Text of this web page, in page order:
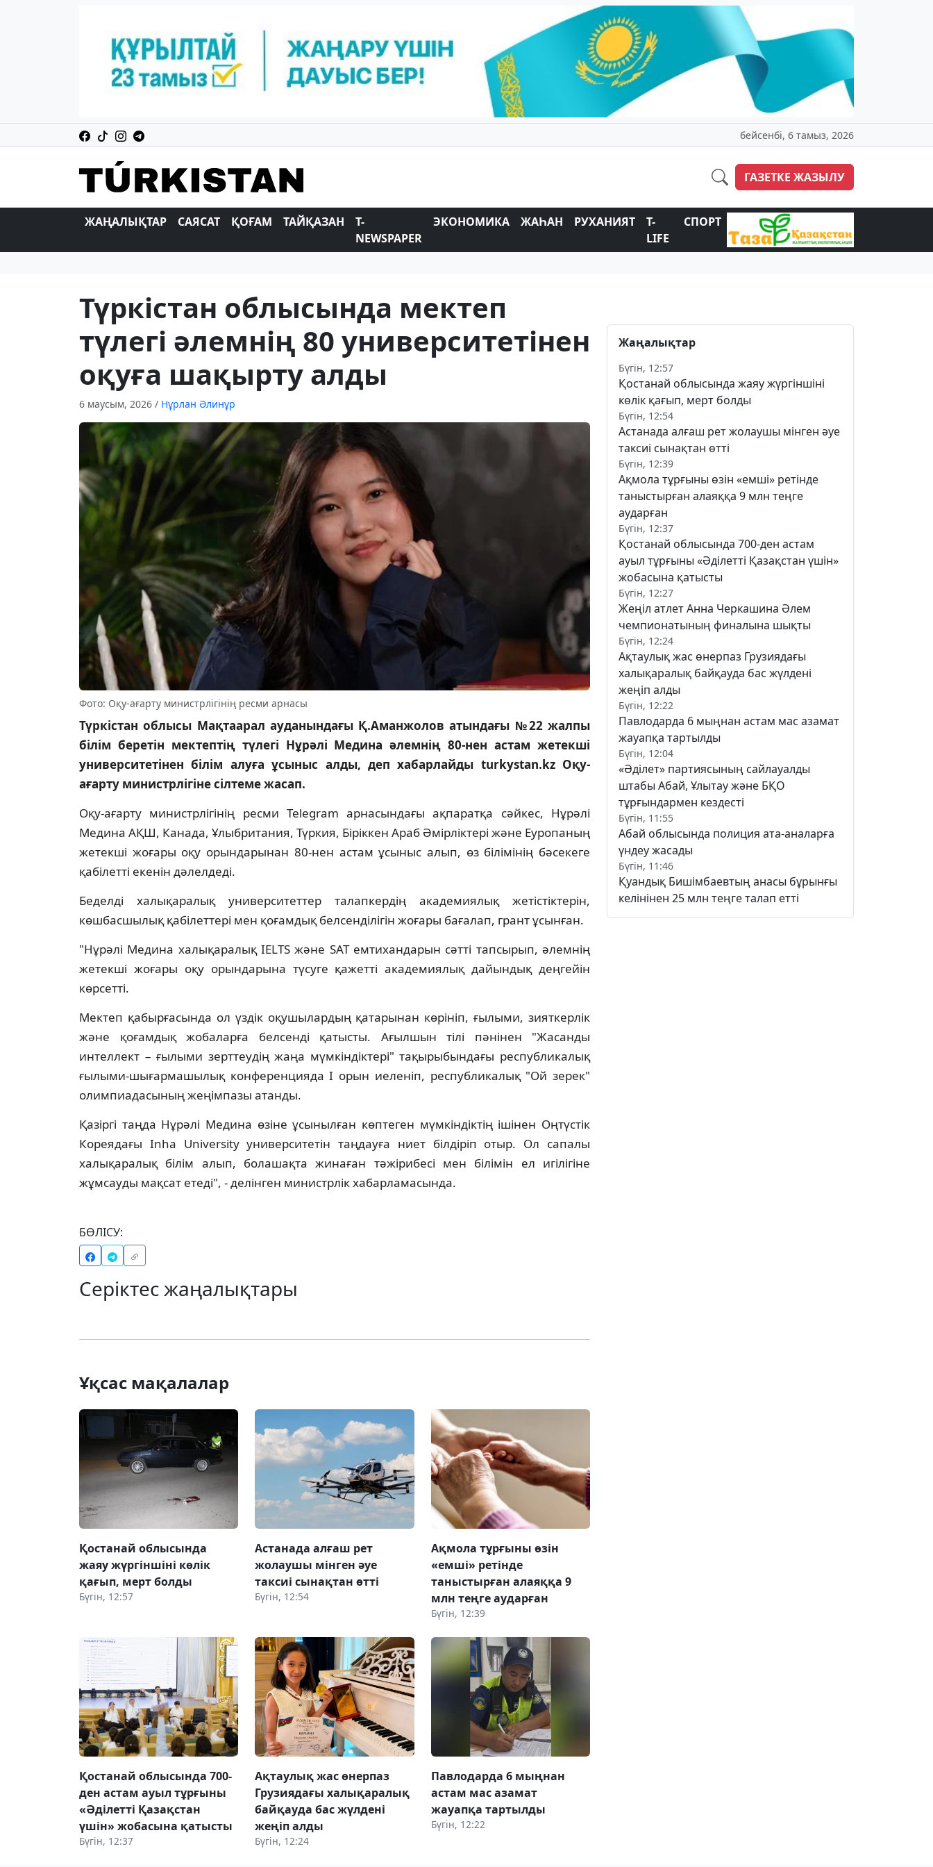
бейсенбі, 6 тамыз, 2026
ГАЗЕТКЕ ЖАЗЫЛУ
ЖАҢАЛЫҚТАР САЯСАТ ҚОҒАМ ТАЙҚАЗАН
T-
NEWSPAPER
ЭКОНОМИКА ЖАҺАН РУХАНИЯТ
T-
LIFE
СПОРТ
Түркістан облысында мектеп
түлегі әлемнің 80 университетінен
оқуға шақырту алды
6 маусым, 2026 / Нұрлан Әлинұр
Фото: Оқу-ағарту министрлігінің ресми арнасы
Түркістан облысы Мақтаарал ауданындағы Қ.Аманжолов атындағы №22 жалпы
білім беретін мектептің түлегі Нұрәлі Медина әлемнің 80-нен астам жетекші
университетінен білім алуға ұсыныс алды, деп хабарлайды turkystan.kz Оқу-
ағарту министрлігіне сілтеме жасап.
Оқу-ағарту министрлігінің ресми Telegram арнасындағы ақпаратқа сәйкес, Нұрәлі
Медина АҚШ, Канада, Ұлыбритания, Түркия, Біріккен Араб Әмірліктері және Еуропаның
жетекші жоғары оқу орындарынан 80-нен астам ұсыныс алып, өз білімінің бәсекеге
қабілетті екенін дәлелдеді.
Беделді халықаралық университеттер талапкердің академиялық жетістіктерін,
көшбасшылық қабілеттері мен қоғамдық белсенділігін жоғары бағалап, грант ұсынған.
"Нұрәлі Медина халықаралық IELTS және SAT емтихандарын сәтті тапсырып, әлемнің
жетекші жоғары оқу орындарына түсуге қажетті академиялық дайындық деңгейін
көрсетті.
Мектеп қабырғасында ол үздік оқушылардың қатарынан көрініп, ғылыми, зияткерлік
және қоғамдық жобаларға белсенді қатысты. Ағылшын тілі пәнінен "Жасанды
интеллект – ғылыми зерттеудің жаңа мүмкіндіктері" тақырыбындағы республикалық
ғылыми-шығармашылық конференцияда І орын иеленіп, республикалық "Ой зерек"
олимпиадасының жеңімпазы атанды.
Қазіргі таңда Нұрәлі Медина өзіне ұсынылған көптеген мүмкіндіктің ішінен Оңтүстік
Кореядағы Inha University университетін таңдауға ниет білдіріп отыр. Ол сапалы
халықаралық білім алып, болашақта жинаған тәжірибесі мен білімін ел игілігіне
жұмсауды мақсат етеді", - делінген министрлік хабарламасында.
БӨЛІСУ:
Серіктес жаңалықтары
Ұқсас мақалалар
Қостанай облысында
жаяу жүргіншіні көлік
қағып, мерт болды
Бүгін, 12:57
Астанада алғаш рет
жолаушы мінген әуе
таксиі сынақтан өтті
Бүгін, 12:54
Ақмола тұрғыны өзін
«емші» ретінде
таныстырған алаяққа 9
млн теңге аударған
Бүгін, 12:39
Қостанай облысында 700-
ден астам ауыл тұрғыны
«Әділетті Қазақстан
үшін» жобасына қатысты
Бүгін, 12:37
Ақтаулық жас өнерпаз
Грузиядағы халықаралық
байқауда бас жүлдені
жеңіп алды
Бүгін, 12:24
Павлодарда 6 мыңнан
астам мас азамат
жауапқа тартылды
Бүгін, 12:22
Жаңалықтар
Бүгін, 12:57
Қостанай облысында жаяу жүргіншіні
көлік қағып, мерт болды
Бүгін, 12:54
Астанада алғаш рет жолаушы мінген әуе
таксиі сынақтан өтті
Бүгін, 12:39
Ақмола тұрғыны өзін «емші» ретінде
таныстырған алаяққа 9 млн теңге
аударған
Бүгін, 12:37
Қостанай облысында 700-ден астам
ауыл тұрғыны «Әділетті Қазақстан үшін»
жобасына қатысты
Бүгін, 12:27
Жеңіл атлет Анна Черкашина Әлем
чемпионатының финалына шықты
Бүгін, 12:24
Ақтаулық жас өнерпаз Грузиядағы
халықаралық байқауда бас жүлдені
жеңіп алды
Бүгін, 12:22
Павлодарда 6 мыңнан астам мас азамат
жауапқа тартылды
Бүгін, 12:04
«Әділет» партиясының сайлауалды
штабы Абай, Ұлытау және БҚО
тұрғындармен кездесті
Бүгін, 11:55
Абай облысында полиция ата-аналарға
үндеу жасады
Бүгін, 11:46
Қуандық Бишімбаевтың анасы бұрынғы
келінінен 25 млн теңге талап етті